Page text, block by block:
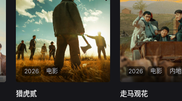
2026 电影
猎虎贰
猎虎贰
2026 电影 内地
走马观花
走马观花